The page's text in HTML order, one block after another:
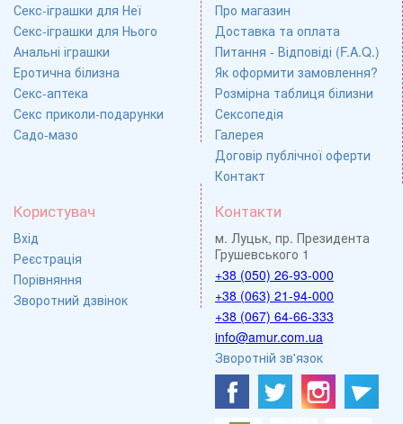
Секс-іграшки для Неї
Секс-іграшки для Нього
Анальні іграшки
Еротична білизна
Секс-аптека
Секс приколи-подарунки
Садо-мазо
Про магазин
Доставка та оплата
Питання - Відповіді (F.A.Q.)
Як оформити замовлення?
Розмірна таблиця білизни
Сексопедія
Галерея
Договір публічної оферти
Контакт
Користувач
Вхід
Реєстрація
Порівняння
Зворотний дзвінок
Контакти
м. Луцьк, пр. Президента
Грушевського 1
+38 (050) 26-93-000
+38 (063) 21-94-000
+38 (067) 64-66-333
info@amur.com.ua
Зворотній зв'язок